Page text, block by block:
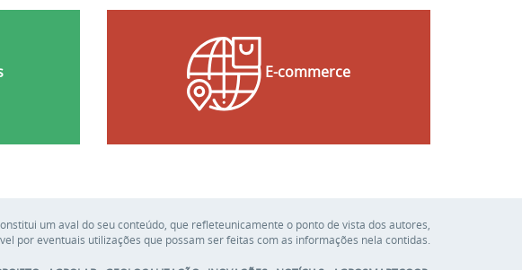
E-commerce
um aval do seu conteúdo, que refleteunicamente o ponto de vista dos autores,
por eventuais utilizações que possam ser feitas com as informações nela contidas.